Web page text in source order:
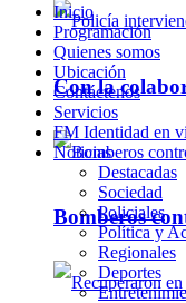
Con la
Bomberos
Inicio
Programación
Quienes somos
Ubicación
Contáctenos
Servicios
FM Identidad en
Noticias
Destacadas
Sociedad
Policiales
Política y
Regionales
Deportes